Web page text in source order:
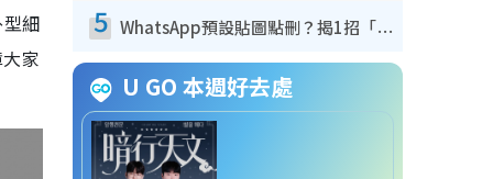
細
家
5 WhatsApp預設貼圖點刪？揭1招「反向操作」還原簡潔介面 附3步實測教學
U GO 本週好去處